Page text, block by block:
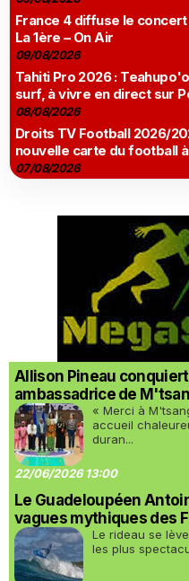
France 4 diffuse le
La 1ère – On Air
09/08/2026
Tahiti Pro 2026 :
surf, à vivre en direct sur
08/08/2026
Droits TV Football 2026/
nouvelle carte du football
07/08/2026
Allison Pineau
ambassadrice de
« Merci à
accueil
duran...
22/06/2026 13:00
Le Guadeloupéen
vagues mythiques des
Le rideau se
les plus